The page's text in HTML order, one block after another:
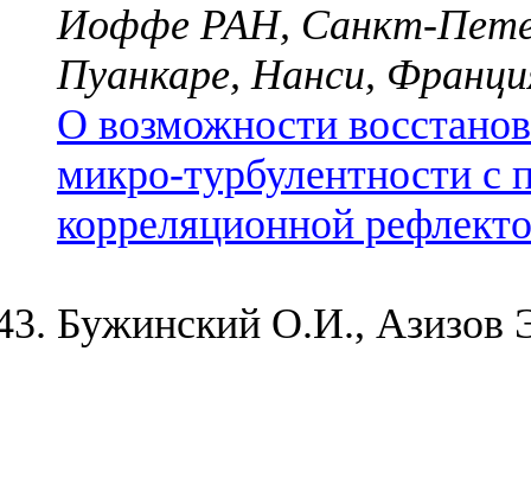
Иоффе РАН, Санкт-
Пуанкаре, Нанси,
О возможности
микро-турбулентности
корреляционной
Бужинский О.И., Азизов